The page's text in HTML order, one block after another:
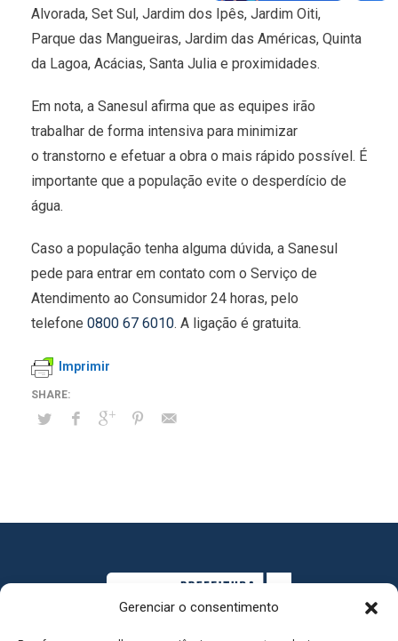
Gerenciar o consentimento
Alvorada, Set Sul, Jardim dos Ipês, Jardim Oiti,
Parque das Mangueiras, Jardim das Américas, Quinta
da Lagoa, Acácias, Santa Julia e proximidades.
Em nota, a Sanesul afirma que as equipes irão
trabalhar de forma intensiva para minimizar
o transtorno e efetuar a obra o mais rápido possível. É
importante que a população evite o desperdício de
água.
Caso a população tenha alguma dúvida, a Sanesul
pede para entrar em contato com o Serviço de
Atendimento ao Consumidor 24 horas, pelo
telefone 0800 67 6010. A ligação é gratuita.
Imprimir